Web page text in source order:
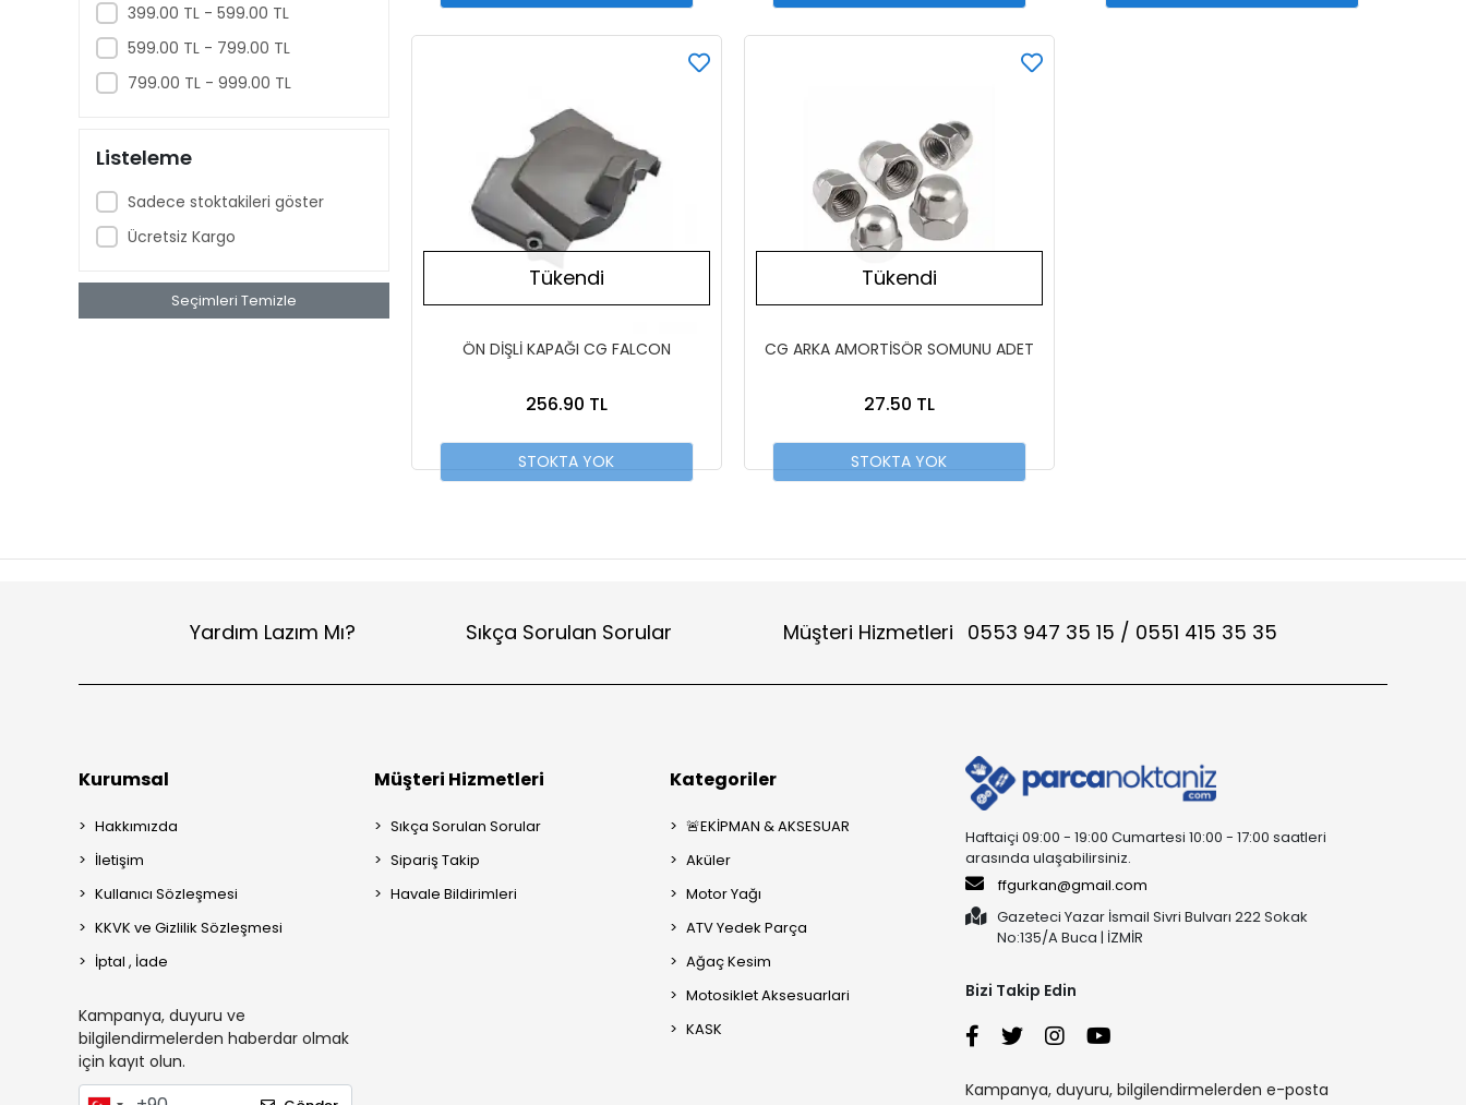
CSR
CUB
CZ
DURO
JOLT
KNT
KOVIX
KRT
KUBA
LİQUI MOLY
LS2
MARSHAL
399.00 TL - 599.00 TL
599.00 TL - 799.00 TL
799.00 TL - 999.00 TL
Listeleme
Sadece stoktakileri göster
Ücretsiz Kargo
Seçimleri Temizle
Tükendi
ÖN DİŞLİ KAPAĞI CG FALCON
256.90 TL
STOKTA YOK
Tükendi
CG ARKA AMORTİSÖR SOMUNU ADET
27.50 TL
STOKTA YOK
Yardım Lazım Mı? Sıkça Sorulan Sorular Müşteri Hizmetleri 0553 947 35 15 / 0551 415 35 35
Kurumsal
Hakkımızda
İletişim
Kullanıcı Sözleşmesi
KKVK ve Gizlilik Sözleşmesi
İptal , İade
Kampanya, duyuru ve
bilgilendirmelerden haberdar olmak
için kayıt olun.
Müşteri Hizmetleri
Sıkça Sorulan Sorular
Sipariş Takip
Havale Bildirimleri
Kategoriler
🚨EKİPMAN & AKSESUAR
Aküler
Motor Yağı
ATV Yedek Parça
Ağaç Kesim
Motosiklet Aksesuarlari
KASK
Haftaiçi 09:00 - 19:00 Cumartesi 10:00 - 17:00 saatleri
arasında ulaşabilirsiniz.
ffgurkan@gmail.com
Gazeteci Yazar İsmail Sivri Bulvarı 222 Sokak
No:135/A Buca | İZMİR
Bizi Takip Edin
Kampanya, duyuru, bilgilendirmelerden e-posta